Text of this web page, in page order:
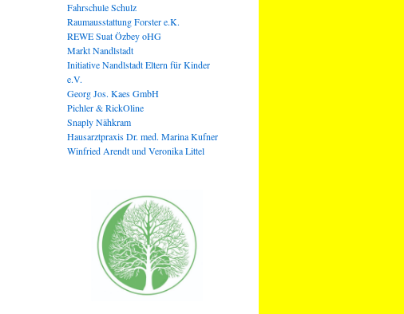
Fahrschule Schulz
Raumausstattung Forster e.K.
REWE Suat Özbey oHG
Markt Nandlstadt
Initiative Nandlstadt Eltern für Kinder
e.V.
Georg Jos. Kaes GmbH
Pichler & RickOline
Snaply Nähkram
Hausarztpraxis Dr. med. Marina Kufner
Winfried Arendt und Veronika Littel